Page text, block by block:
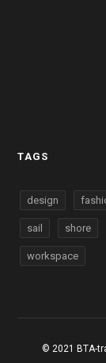
TAGS
design
sail shore
workspace
© 2021 BTA-